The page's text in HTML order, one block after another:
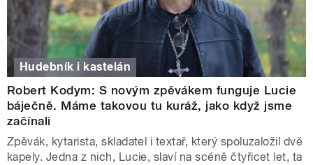
Hudebník i kastelán
Robert Kodym: S novým zpěvákem funguje Lucie
báječně. Máme takovou tu kuráž, jako když jsme
začínali
Zpěvák, kytarista, skladatel i textař, který spoluzaložil dvě
kapely. Jedna z nich, Lucie, slaví na scéně čtyřicet let, ta